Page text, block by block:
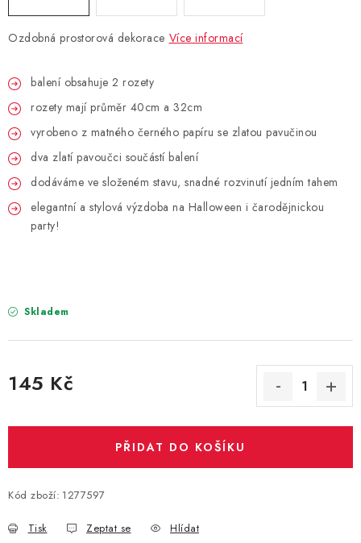
LAMPIONY
OSLAVA PODLE BAREV
PARTY FOTOKOUTEK
ROZLUČKA SE SVOBODOU
ORGANZY, STOLOVÉ ŠERPY
Podmínky ochrany osobních údajů
Ozdobná prostorová dekorace Více informací
balení obsahuje 2 rozety
rozety mají průměr 40cm a 32cm
vyrobeno z matného černého papíru se zlatou pavučinou
dva zlatí pavoučci součástí balení
dodáváme ve složeném stavu, snadné rozvinutí jedním tahem
elegantní a stylová výzdoba na Halloween i čarodějnickou
party!
Skladem
145 Kč
PŘIDAT DO KOŠÍKU
Kód zboží: 1277597
Tisk Zeptat se Hlídat